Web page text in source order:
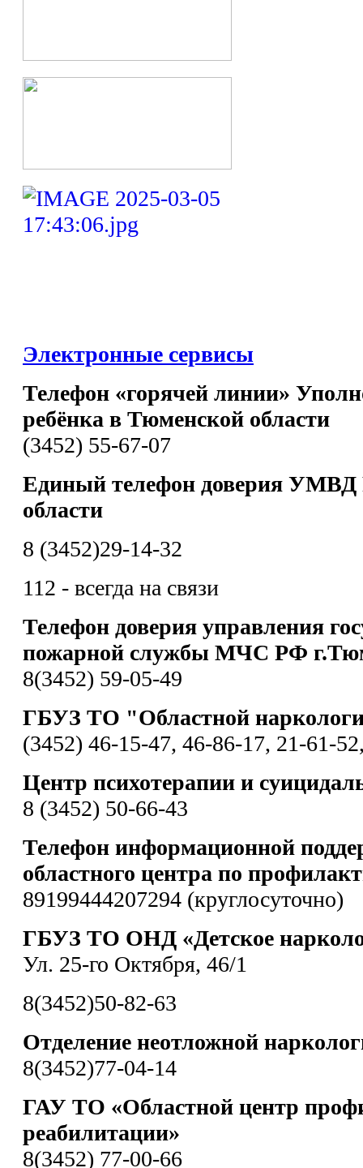
Электронные сервисы
Телефон «горячей линии»
ребёнка в Тюменской области
(3452) 55-67-07
Единый телефон доверия УМВД
области
8 (3452)29-14-32
112 - всегда на связи
Телефон доверия управления
пожарной службы МЧС РФ
8(3452) 59-05-49
ГБУЗ ТО "Областной
(3452) 46-15-47, 46-86-17, 21-61-
Центр психотерапии и
8 (3452) 50-66-43
Телефон информационной
областного центра по
89199444207294 (круглосуточно)
ГБУЗ ТО ОНД «Детское
Ул. 25-го Октября, 46/1
8(3452)50-82-63
Отделение неотложной
8(3452)77-04-14
ГАУ ТО «Областной центр
реабилитации»
8(3452) 77-00-66